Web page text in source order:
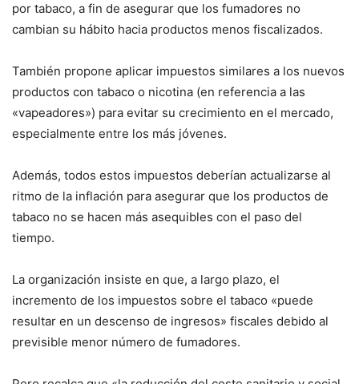
por tabaco, a fin de asegurar que los fumadores no
cambian su hábito hacia productos menos fiscalizados.
También propone aplicar impuestos similares a los nuevos
productos con tabaco o nicotina (en referencia a las
«vapeadores») para evitar su crecimiento en el mercado,
especialmente entre los más jóvenes.
Además, todos estos impuestos deberían actualizarse al
ritmo de la inflación para asegurar que los productos de
tabaco no se hacen más asequibles con el paso del
tiempo.
La organización insiste en que, a largo plazo, el
incremento de los impuestos sobre el tabaco «puede
resultar en un descenso de ingresos» fiscales debido al
previsible menor número de fumadores.